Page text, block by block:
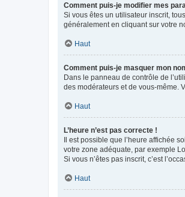
Comment puis-je modifier mes
Si vous êtes un utilisateur inscrit,
généralement en cliquant sur votre
Haut
Comment puis-je masquer mon
Dans le panneau de contrôle de
des modérateurs et de vous-même.
Haut
L’heure n’est pas correcte !
Il est possible que l’heure affichée
votre zone adéquate, par exemple
Si vous n’êtes pas inscrit, c’est
Haut